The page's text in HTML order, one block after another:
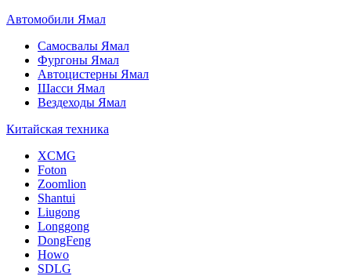
Автомобили Ямал
Самосвалы Ямал
Фургоны Ямал
Автоцистерны Ямал
Шасси Ямал
Вездеходы Ямал
Китайская техника
XCMG
Foton
Zoomlion
Shantui
Liugong
Longgong
DongFeng
Howo
SDLG